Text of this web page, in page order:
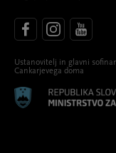
Ustanovitelj in glavni
Cankarjevega doma